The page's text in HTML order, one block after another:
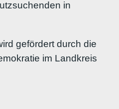
in
gefördert durch die
im Landkreis